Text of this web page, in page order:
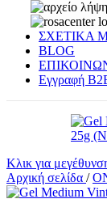
ΣΧΕΤΙΚΑ
BLOG
Εγγραφή
Κλικ για
Αρχική σελίδα /